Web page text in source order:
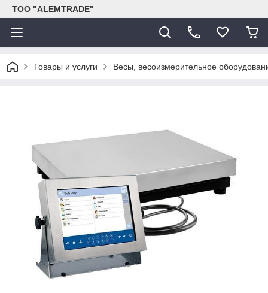
ТОО "ALEMTRADE"
Товары и услуги Весы, весоизмерительное